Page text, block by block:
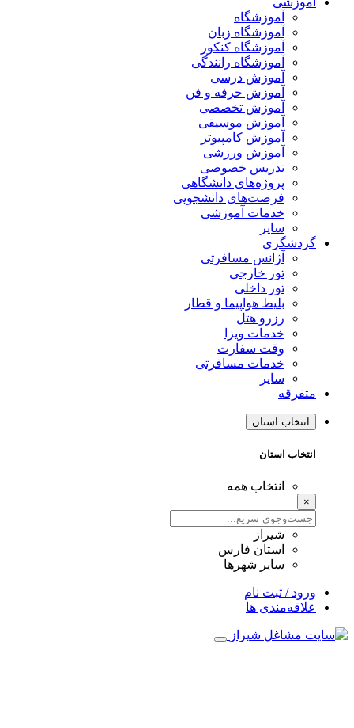
آموزشگاه
آموزشگاه زبان
آموزشگاه کنکور
آموزشگاه رانندگی
آموزش درسی
آموزش حرفه و فن
آموزش تخصصی
آموزش موسیقی
آموزش کامپیوتر
آموزش ورزشی
تدریس خصوصی
پروژه‌های دانشگاهی
فرصت‌های دانشجویی
خدمات آموزشی
سایر
گردشگری
آژانس مسافرتی
تور خارجی
تور داخلی
بلیط هواپیما و قطار
رزرو هتل
خدمات ویزا
وقت سفارت
خدمات مسافرتی
سایر
متفرقه
انتخاب استان
انتخاب استان
انتخاب همه
×
شیراز
استان فارس
سایر شهرها
ورود / ثبت نام
علاقه‌مندی ها